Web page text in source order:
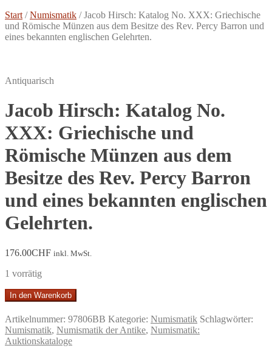
Start /Numismatik /Jacob Hirsch: Katalog No. XXX: Griechische
und Römische Münzen aus dem Besitze des Rev. Percy Barron und
eines bekannten englischen Gelehrten.
Antiquarisch
Jacob Hirsch: Katalog No.
XXX: Griechische und
Römische Münzen aus dem
Besitze des Rev. Percy Barron
und eines bekannten englischen
Gelehrten.
176.00CHF inkl. MwSt.
1 vorrätig
Jacob
Hirsch:
Katalog
No.
XXX:
Griechische
In den Warenkorb
Artikelnummer: 97806BB Kategorie: Numismatik Schlagwörter:
Numismatik, Numismatik der Antike, Numismatik:
Auktionskataloge